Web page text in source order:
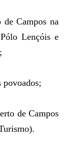
Campos na
Lençóis e
povoados;
de Campos